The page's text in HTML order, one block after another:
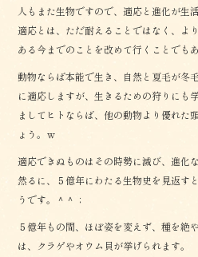
人もまた生物ですので、適応と進化が生
適応とは、ただ耐えることではなく、よ
ある今までのことを改めて行くことでもあ
動物ならば本能で生き、自然と夏毛が冬
に適応しますが、生きるための狩りにも
ましてヒトならば、他の動物より優れた
ょう。ｗ
適応できぬものはその時勢に滅び、進化
然るに、５億年にわたる生物史を見返す
うです。＾＾；
５億年もの間、ほぼ姿を変えず、種を絶
は、クラゲやオウム貝が挙げられます。